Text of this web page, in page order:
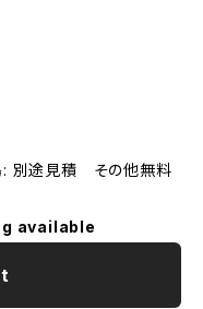
: 別途見積 その他無料
available